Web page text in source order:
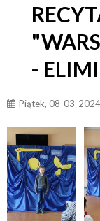
-
Piątek, 08-03-2024